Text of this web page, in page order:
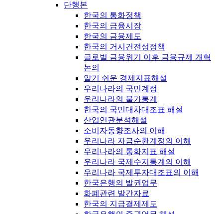
단행본
한국의 통화정책
한국의 금융시장
한국의 금융제도
한국의 거시건전성정책
글로벌 금융위기 이후 금융규제 개혁
논의
알기 쉬운 경제지표해설
우리나라의 국민계정
우리나라의 물가통계
한국의 국민대차대조표 해설
산업연관분석해설
소비자동향조사의 이해
우리나라 자금순환계정의 이해
우리나라의 통화지표 해설
우리나라 국제수지통계의 이해
우리나라 국제투자대조표의 이해
한국은행의 발권업무
화폐관련 발간자료
한국의 지급결제제도